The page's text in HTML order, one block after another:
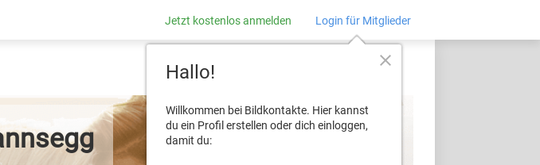
Jetzt kostenlos anmelden Login für Mitglieder
close
Hallo!
Willkommen bei Bildkontakte. Hier kannst
du ein Profil erstellen oder dich einloggen,
damit du: